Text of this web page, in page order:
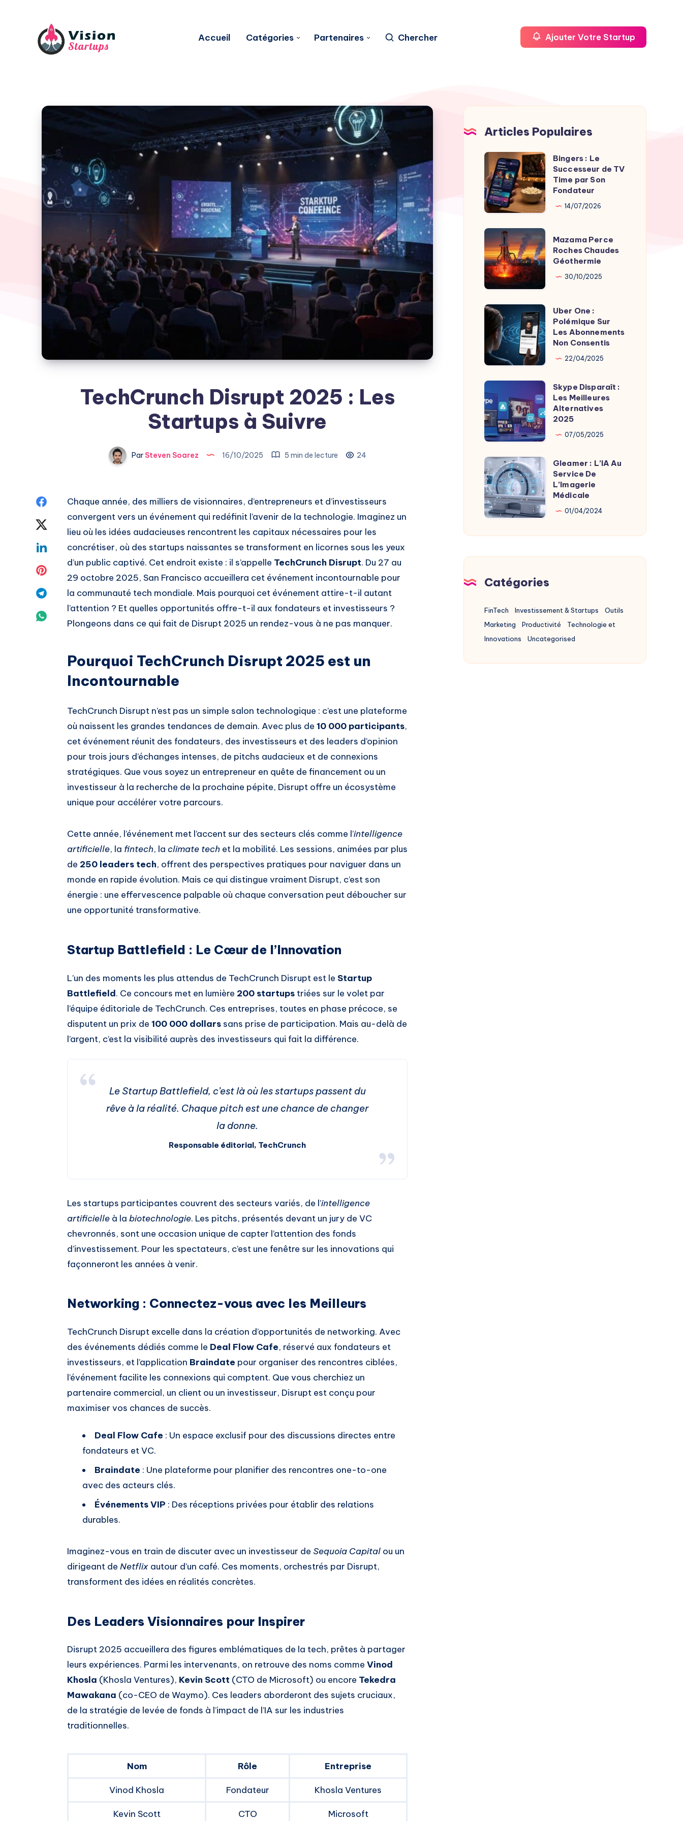
Accueil Catégories Partenaires Chercher Ajouter Votre Startup
TechCrunch Disrupt 2025 : Les
Startups à Suivre
ParSteven Soarez 16/10/2025 5 min de lecture 24
Share
Twitter
Share
Linkedin
Pinterest
Share
Whatsapp
Chaque année, des milliers de visionnaires, d’entrepreneurs et d’investisseurs
convergent vers un événement qui redéfinit l’avenir de la technologie. Imaginez un
lieu où les idées audacieuses rencontrent les capitaux nécessaires pour les
concrétiser, où des startups naissantes se transforment en licornes sous les yeux
d’un public captivé. Cet endroit existe : il s’appelle TechCrunch Disrupt. Du 27 au
29 octobre 2025, San Francisco accueillera cet événement incontournable pour
la communauté tech mondiale. Mais pourquoi cet événement attire-t-il autant
l’attention ? Et quelles opportunités offre-t-il aux fondateurs et investisseurs ?
Plongeons dans ce qui fait de Disrupt 2025 un rendez-vous à ne pas manquer.
Pourquoi TechCrunch Disrupt 2025 est un
Incontournable
TechCrunch Disrupt n’est pas un simple salon technologique : c’est une plateforme
où naissent les grandes tendances de demain. Avec plus de 10 000 participants,
cet événement réunit des fondateurs, des investisseurs et des leaders d’opinion
pour trois jours d’échanges intenses, de pitchs audacieux et de connexions
stratégiques. Que vous soyez un entrepreneur en quête de financement ou un
investisseur à la recherche de la prochaine pépite, Disrupt offre un écosystème
unique pour accélérer votre parcours.
Cette année, l’événement met l’accent sur des secteurs clés comme l’intelligence
artificielle, la fintech, la climate tech et la mobilité. Les sessions, animées par plus
de 250 leaders tech, offrent des perspectives pratiques pour naviguer dans un
monde en rapide évolution. Mais ce qui distingue vraiment Disrupt, c’est son
énergie : une effervescence palpable où chaque conversation peut déboucher sur
une opportunité transformative.
Startup Battlefield : Le Cœur de l’Innovation
L’un des moments les plus attendus de TechCrunch Disrupt est le Startup
Battlefield. Ce concours met en lumière 200 startups triées sur le volet par
l’équipe éditoriale de TechCrunch. Ces entreprises, toutes en phase précoce, se
disputent un prix de 100 000 dollars sans prise de participation. Mais au-delà de
l’argent, c’est la visibilité auprès des investisseurs qui fait la différence.
Le Startup Battlefield, c’est là où les startups passent du
rêve à la réalité. Chaque pitch est une chance de changer
la donne.
Responsable éditorial, TechCrunch
Les startups participantes couvrent des secteurs variés, de l’intelligence
artificielle à la biotechnologie. Les pitchs, présentés devant un jury de VC
chevronnés, sont une occasion unique de capter l’attention des fonds
d’investissement. Pour les spectateurs, c’est une fenêtre sur les innovations qui
façonneront les années à venir.
Networking : Connectez-vous avec les Meilleurs
TechCrunch Disrupt excelle dans la création d’opportunités de networking. Avec
des événements dédiés comme le Deal Flow Cafe, réservé aux fondateurs et
investisseurs, et l’application Braindate pour organiser des rencontres ciblées,
l’événement facilite les connexions qui comptent. Que vous cherchiez un
partenaire commercial, un client ou un investisseur, Disrupt est conçu pour
maximiser vos chances de succès.
Deal Flow Cafe : Un espace exclusif pour des discussions directes entre
fondateurs et VC.
Braindate : Une plateforme pour planifier des rencontres one-to-one
avec des acteurs clés.
Événements VIP : Des réceptions privées pour établir des relations
durables.
Imaginez-vous en train de discuter avec un investisseur de Sequoia Capital ou un
dirigeant de Netflix autour d’un café. Ces moments, orchestrés par Disrupt,
transforment des idées en réalités concrètes.
Des Leaders Visionnaires pour Inspirer
Disrupt 2025 accueillera des figures emblématiques de la tech, prêtes à partager
leurs expériences. Parmi les intervenants, on retrouve des noms comme Vinod
Khosla (Khosla Ventures), Kevin Scott (CTO de Microsoft) ou encore Tekedra
Mawakana (co-CEO de Waymo). Ces leaders aborderont des sujets cruciaux,
de la stratégie de levée de fonds à l’impact de l’IA sur les industries
traditionnelles.
Nom Rôle Entreprise
Vinod Khosla Fondateur Khosla Ventures
Kevin Scott CTO Microsoft
Articles Populaires
Bingers
Le
Successeur
de
TV
Time
par
Son
Fondateur
Bingers : Le
Successeur de TV
Time par Son
Fondateur
14/07/2026
Mazama
Perce
Roches
Chaudes
Géothermie
Mazama Perce
Roches Chaudes
Géothermie
30/10/2025
Uber
One
Polémique
Sur
Les
Abonnements
Non
Consentis
Uber One :
Polémique Sur
Les Abonnements
Non Consentis
22/04/2025
Skype
Disparaît
:
Les
Meilleures
Alternatives
2025
Skype Disparaît :
Les Meilleures
Alternatives
2025
07/05/2025
Gleamer
:
L’IA
Au
Service
De
Gleamer : L’IA Au
Service De
L’Imagerie
Médicale
01/04/2024
Catégories
FinTech Investissement & Startups
Outils
Marketing
Productivité
Technologie et
Innovations
Uncategorised